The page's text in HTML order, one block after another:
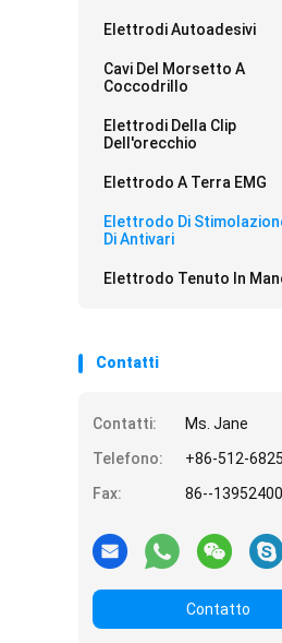
Elettrodi Autoadesivi
Cavi Del Morsetto A
Coccodrillo
Elettrodi Della Clip
Dell'orecchio
Elettrodo A Terra EMG
Elettrodo Di
Di Antivari
Elettrodo Tenuto In
Contatti
Contatti:
Ms. Jane
Telefono:
+86-512-
Fax:
86--
Contatto